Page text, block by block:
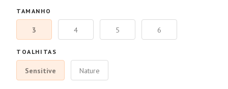
TAMANHO
3 4 5 6
TOALHITAS
Sensitive Nature